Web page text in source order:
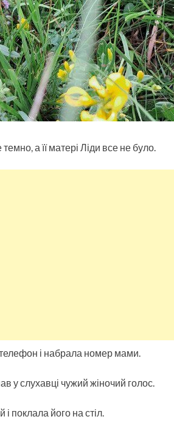
а її матері Ліди все не було.
телефон і набрала номер мами.
у слухавці чужий жіночий голос.
поклала його на стіл.